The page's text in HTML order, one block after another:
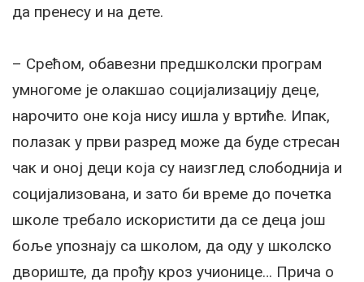
да пренесу и на дете.
– Срећом, обавезни предшколски програм
умногоме је олакшао социјализацију деце,
нарочито оне која нису ишла у вртиће. Ипак,
полазак у први разред може да буде стресан
чак и оној деци која су наизглед слободнија и
социјализована, и зато би време до почетка
школе требало искористити да се деца још
боље упознају са школом, да оду у школско
двориште, да прођу кроз учионице… Прича о